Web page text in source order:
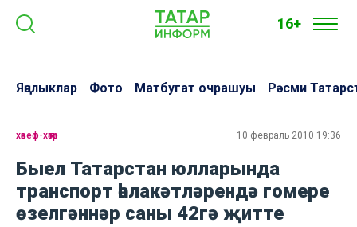
16+
Яңалыклар Фото Матбугат очрашуы Рәсми
хәвеф-хәтәр 10 февраль 2010 19:36
Быел Татарстан юлларында
транспорт һәлакәтләрендә гомере
өзелгәннәр саны 42гә җитте